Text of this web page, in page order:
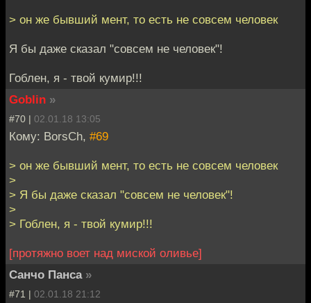
> он же бывший мент, то есть не совсем человек
Я бы даже сказал "совсем не человек"!
Гоблен, я - твой кумир!!!
Goblin »
#70 | 02.01.18 13:05
Кому: BorsCh, #69
> он же бывший мент, то есть не совсем человек
>
> Я бы даже сказал "совсем не человек"!
>
> Гоблен, я - твой кумир!!!
[протяжно воет над миской оливье]
Санчо Панса »
#71 | 02.01.18 21:12